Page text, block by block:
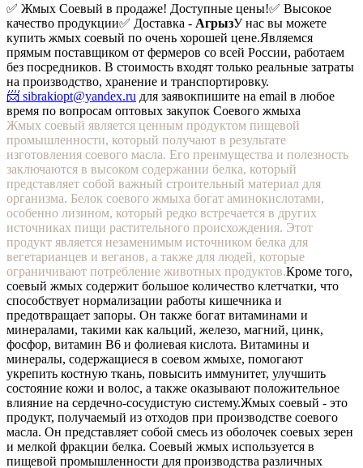
✅ Жмых Соевый в продаже! Доступные цены!✅ Высокое
качество продукции✅ Доставка - АгрызУ нас вы можете
купить жмых соевый по очень хорошей цене.Являемся
прямым поставщиком от фермеров со всей России, работаем
без посредников. В стоимость входят только реальные затраты
на производство, хранение и транспортировку.
📨 sibrakiopt@yandex.ru для заявокпишите на email в любое
время по вопросам оптовых закупок Соевого жмыха
Жмых соевый является ценным продуктом пищевой
промышленности, который получают в результате
изготовления соевого масла. Его преимущества и полезность
заключаются в высоком содержании белка, который
представляет собой важный строительный материал для
организма. Белок соевого жмыха богат аминокислотами,
особенно лизином, который редко встречается в других
источниках пищи растительного происхождения. Этот
продукт является незаменимым источником белка для
вегетарианцев и веганов, а также для людей, которые
ограничивают потребление животных продуктов.Кроме того,
соевый жмых содержит большое количество клетчатки, что
способствует нормализации работы кишечника и
предотвращает запоры. Он также богат витаминами и
минералами, такими как кальций, железо, магний, цинк,
фосфор, витамин В6 и фолиевая кислота. Витамины и
минералы, содержащиеся в соевом жмыхе, помогают
укрепить костную ткань, повысить иммунитет, улучшить
состояние кожи и волос, а также оказывают положительное
влияние на сердечно-сосудистую систему.Жмых соевый - это
продукт, получаемый из отходов при производстве соевого
масла. Он представляет собой смесь из оболочек соевых зерен
и мелкой фракции белка. Соевый жмых используется в
пищевой промышленности для производства различных